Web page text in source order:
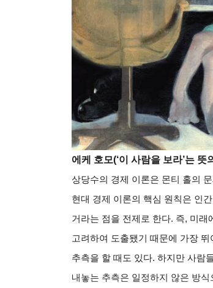
에케 호모(‘이 사람을 보라’는 뜻
상당수의 경제 이론은 몬티 홀의
현대 경제 이론의 핵심 원칙은 인
거라는 점을 전제로 한다. 즉, 미
고려하여 도출됐기 때문에 가장
추측을 할 때도 있다. 하지만 사람
내놓는 추측은 일정하지 않은 방식